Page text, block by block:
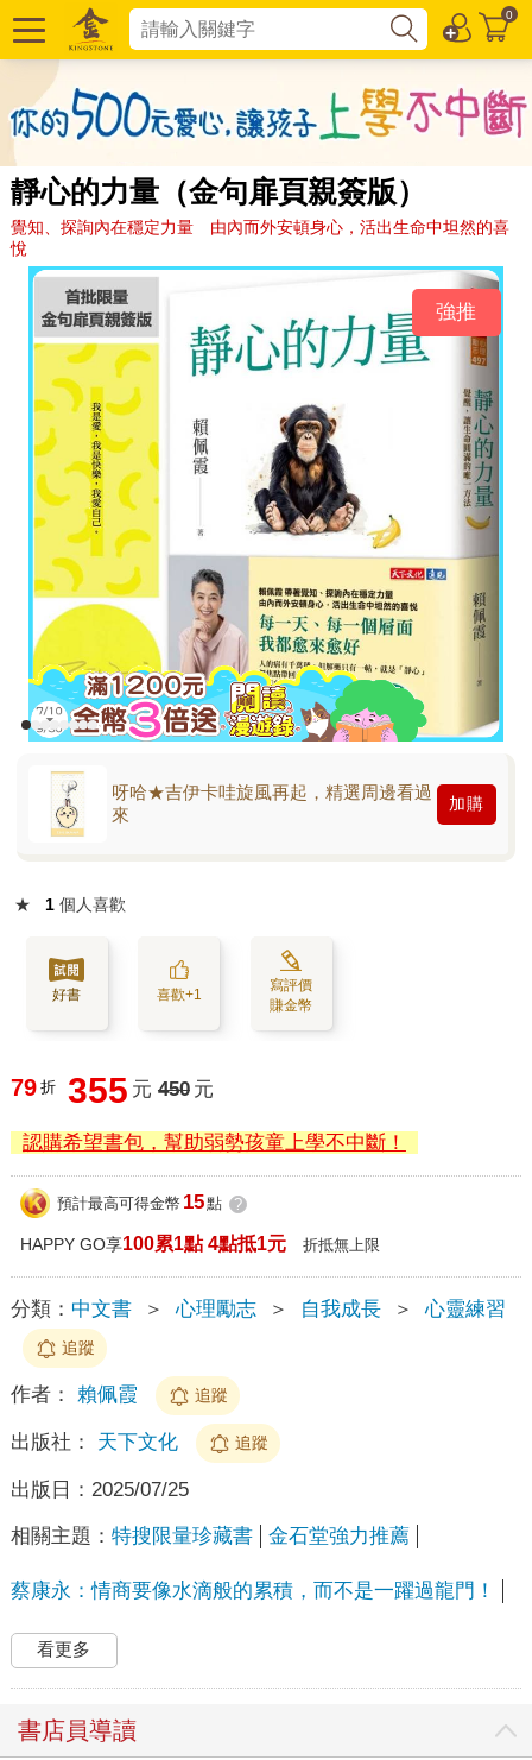
0
靜心的力量（金句扉頁親簽版）
覺知、探詢內在穩定力量 由內而外安頓身心，活出生命中坦然的喜
悅
強推
呀哈★吉伊卡哇旋風再起，精選周邊看過
來
加購
★ 1 個人喜歡
好書 喜歡+1
寫評價
賺金幣
79 折 355 元 450 元
認購希望書包，幫助弱勢孩童上學不中斷！
預計最高可得金幣 15點 ?
HAPPY GO享100累1點 4點抵1元 折抵無上限
分類： 中文書 ＞ 心理勵志 ＞ 自我成長 ＞ 心靈練習
追蹤
作者： 賴佩霞 追蹤
出版社： 天下文化 追蹤
出版日： 2025/07/25
相關主題： 特搜限量珍藏書 金石堂強力推薦
蔡康永：情商要像水滴般的累積，而不是一躍過龍門！
看更多
書店員導讀